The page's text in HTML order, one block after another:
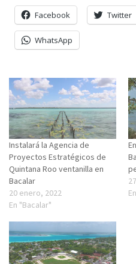
Facebook Twitter
WhatsApp
Instalará la Agencia de
Proyectos Estratégicos de
Quintana Roo ventanilla en
Bacalar
20 enero, 2022
En "Bacalar"